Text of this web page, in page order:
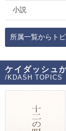
小説
所属一覧からト
ケイダッシュ
/KDASH TOPICS